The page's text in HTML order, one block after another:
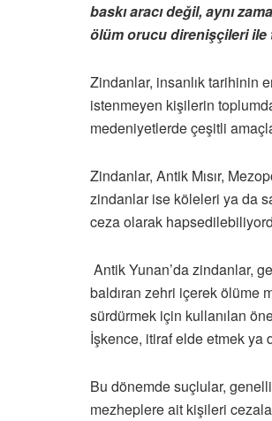
baskı aracı değil, aynı
ölüm orucu direnişçileri ile
Zindanlar, insanlık tarihinin
istenmeyen kişilerin
medeniyetlerde çeşitli
Zindanlar, Antik Mısır,
zindanlar ise köleleri ya da
ceza olarak
Antik Yunan’da zindanlar,
baldıran zehri içerek ölüme
sürdürmek için kullanılan
İşkence, itiraf elde etmek ya
Bu dönemde suçlular,
mezheplere ait kişileri